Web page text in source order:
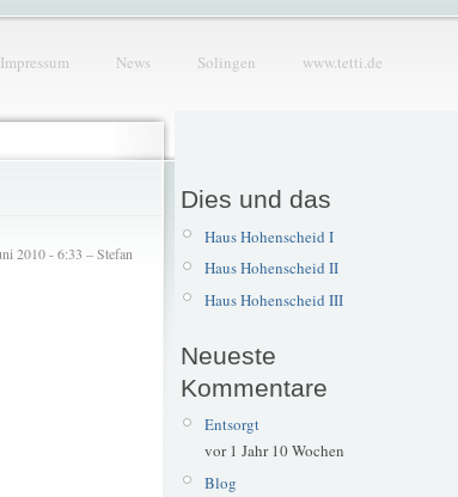
Impressum News Solingen www.tetti.de
2010 - 6:33 – Stefan
Dies und das
Haus Hohenscheid I
Haus Hohenscheid II
Haus Hohenscheid III
Neueste
Kommentare
Entsorgt
vor 1 Jahr 10 Wochen
Blog